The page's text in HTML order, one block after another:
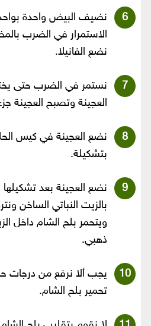
نضيف البيض واحدة
الاستمرار في الضرب
نضع الفانيلا.
نستمر في الضرب حتى
العجينة وتصبح العجينة
نضع العجينة في كيس
بتشكيلة.
نضع العجينة بعد
بالزيت النباتي الساخن
ويتحمر بلح الشام داخل
ذهبي.
يجب ألا نرفع من درجات
تحمير بلح الشام.